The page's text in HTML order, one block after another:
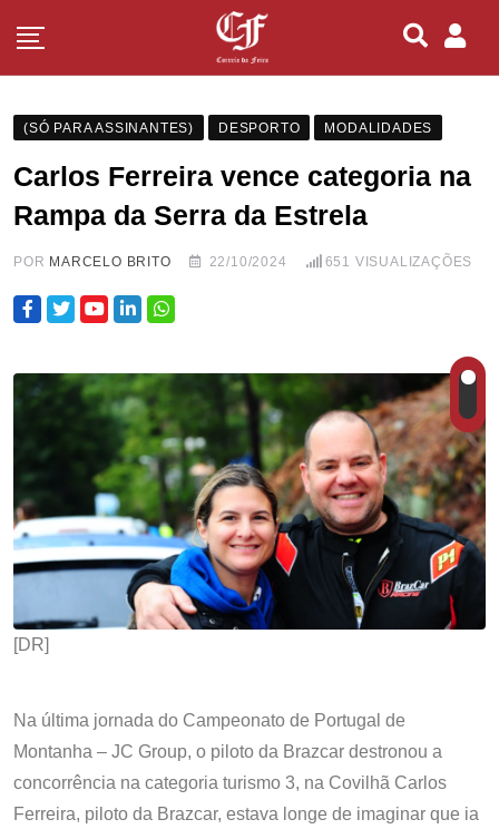
(SÓ PARA ASSINANTES) DESPORTO MODALIDADES
Carlos Ferreira vence categoria na
Rampa da Serra da Estrela
POR MARCELO BRITO 22/10/2024 651 VISUALIZAÇÕES
[DR]
Na última jornada do Campeonato de Portugal de
Montanha – JC Group, o piloto da Brazcar destronou a
concorrência na categoria turismo 3, na Covilhã Carlos
Ferreira, piloto da Brazcar, estava longe de imaginar que ia